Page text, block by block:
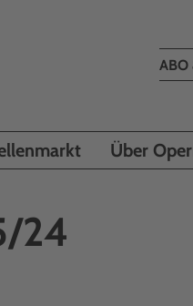
ABO
Über
24